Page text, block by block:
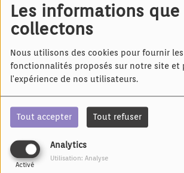
Les informations que
collectons
Nous utilisons des cookies pour fournir
fonctionnalités proposés sur notre site et
l'expérience de nos utilisateurs.
Tout accepter Tout refuser
Analytics
Activé
Utilisation: Analyse
IL Y A 8 MOIS
Sam Sauvage - Ne t'en fait
IL Y A 1 AN
IL Y A 1 AN
Outed - le Hit